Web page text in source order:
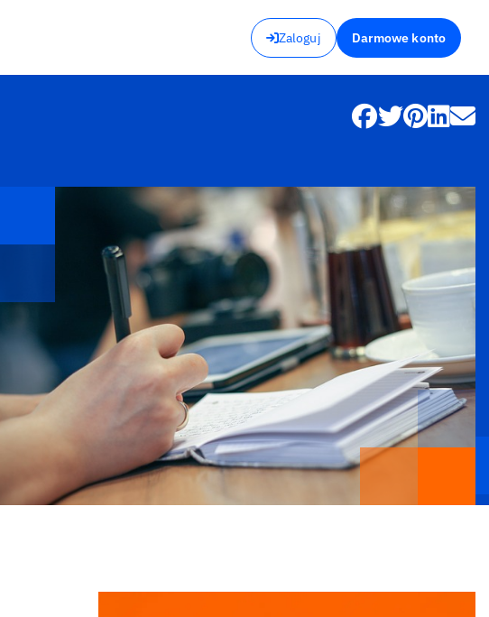
Zaloguj Darmowe konto